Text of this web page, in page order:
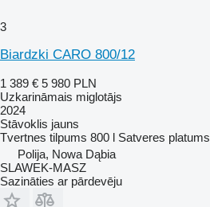
3
Biardzki CARO 800/12
1 389 € 5 980 PLN
Uzkarināmais miglotājs
2024
Stāvoklis jauns
Tvertnes tilpums 800 l Satveres platums
Polija, Nowa Dąbia
SLAWEK-MASZ
Sazināties ar pārdevēju